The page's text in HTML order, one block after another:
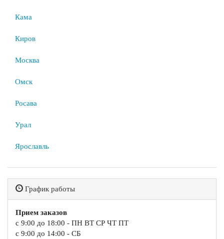
Кама
Киров
Москва
Омск
Росава
Урал
Ярославль
График работы
Прием заказов
с 9:00 до 18:00 - ПН ВТ СР ЧТ ПТ
с 9:00 до 14:00 - СБ